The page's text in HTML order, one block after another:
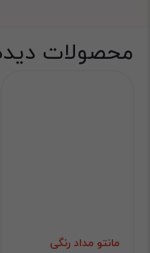
محصولات
مانتو مداد رنگی